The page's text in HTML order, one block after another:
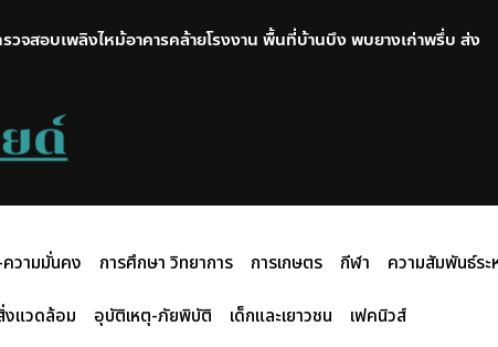
วจสอบเพลิงไหม้อาคารคล้ายโรงงาน พื้นที่บ้านบึง พบยางเก่าพรึ่บ ส่ง
วามมั่นคง การศึกษา วิทยาการ การเกษตร กีฬา
ความสัมพันธ์ระ
แวดล้อม อุบัติเหตุ-ภัยพิบัติ เด็กและเยาวชน เฟคนิวส์